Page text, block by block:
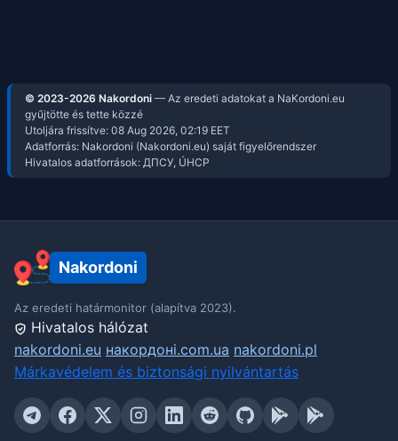
© 2023-2026 Nakordoni — Az eredeti adatokat a NaKordoni.eu
gyűjtötte és tette közzé
Utoljára frissítve: 08 Aug 2026, 02:19 EET
Adatforrás: Nakordoni (Nakordoni.eu) saját figyelőrendszer
Hivatalos adatforrások: ДПСУ, ÚHCP
Nakordoni
Az eredeti határmonitor (alapítva 2023).
Hivatalos hálózat
nakordoni.eu накордоні.com.ua nakordoni.pl
Márkavédelem és biztonsági nyilvántartás